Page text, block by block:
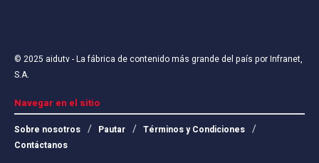
© 2025 aidutv- La fábrica de contenido más grande del país porInfranet,
S.A.
Navegar en el sitio
Sobre nosotros Pautar
Términos y Condiciones
Contáctanos